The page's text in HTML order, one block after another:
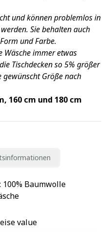
und können problemlos in
Sie behalten auch
und Farbe.
Wäsche immer etwas
Tischdecken so 5% größer
Größe nach
160 cm und 180 cm
: 100% Baumwolle
value